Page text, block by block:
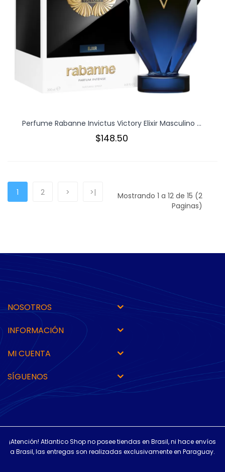
Perfume Rabanne Invictus Victory Elixir Masculino ...
$148.50
1 2 > >|
Mostrando 1 a 12 de 15 (2
Paginas)
NOSOTROS
INFORMACIÓN
MI CUENTA
SÍGUENOS
¡Atención! Atlantico Shop no posee tiendas en Brasil, ni hace envíos
a Brasil, las entregas son realizadas exclusivamente en Paraguay.